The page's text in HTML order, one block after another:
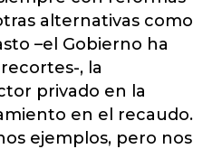
alternativas como
–el Gobierno ha
, la
privado en la
en el recaudo.
ejemplos, pero nos